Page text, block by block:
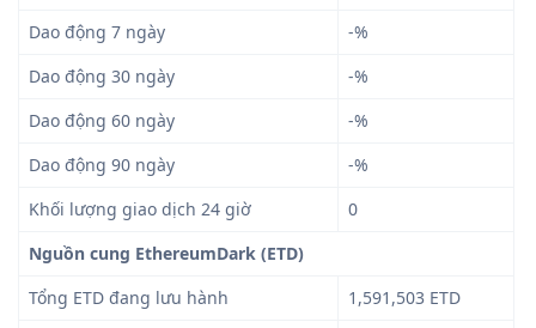
Dao động 7 ngày
-%
Dao động 30 ngày
-%
Dao động 60 ngày
-%
Dao động 90 ngày
-%
Khối lượng giao dịch 24 giờ
0
Nguồn cung EthereumDark (ETD)
Tổng ETD đang lưu hành
1,591,503 ETD